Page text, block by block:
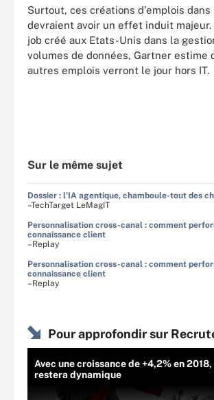
Surtout, ces créations d'emplois dans
devraient avoir un effet induit majeur.
job créé aux Etats-Unis dans la
volumes de données, Gartner estime
autres emplois verront le jour hors IT.
Sur le même sujet
Dossier : l'IA agentique, chamboule-tout des
–TechTarget LeMagIT
Personnalisation cross-canal : comment
connaissance client
–Replay
Personnalisation cross-canal : comment
connaissance client
–Replay
Pour approfondir sur
Avec une croissance de +4,2% en
restera dynamique